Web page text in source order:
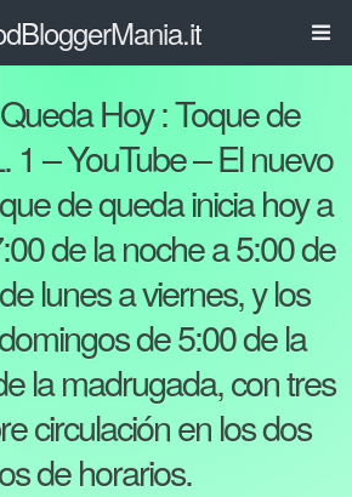
Hoy : Toque de
1 – YouTube – El nuevo
de queda inicia hoy a
de la noche a 5:00 de
lunes a viernes, y los
de 5:00 de la
la madrugada, con tres
circulación en los dos
de horarios.